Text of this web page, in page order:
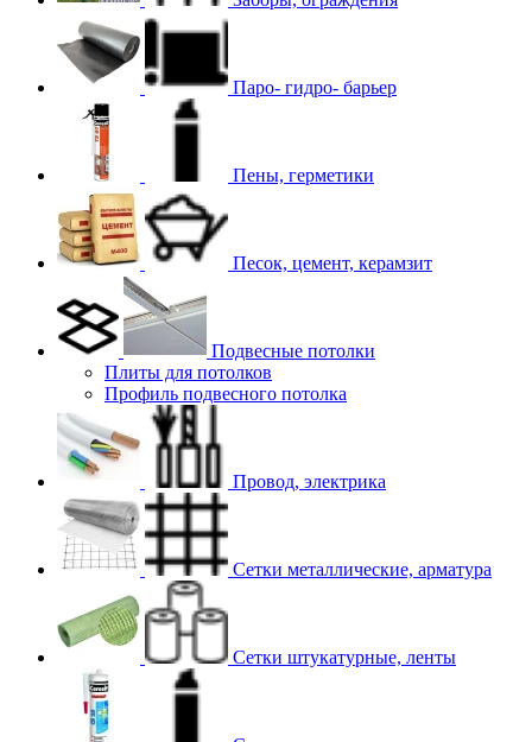
Паро- гидро- барьер
Пены, герметики
Песок, цемент, керамзит
Подвесные потолки
Плиты для потолков
Профиль подвесного потолка
Провод, электрика
Сетки металлические, арматура
Сетки штукатурные, ленты